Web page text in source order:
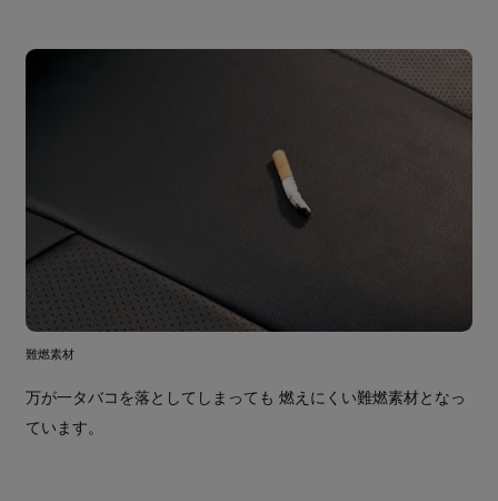
難燃素材
万が一タバコを落としてしまっても 燃えにくい難燃素材となっ
ています。